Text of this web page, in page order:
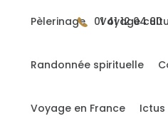
Pèlerinage Voyage
Randonnée spirituelle
Voyage en France Ictus
01 41 12 04 80
Accueil >